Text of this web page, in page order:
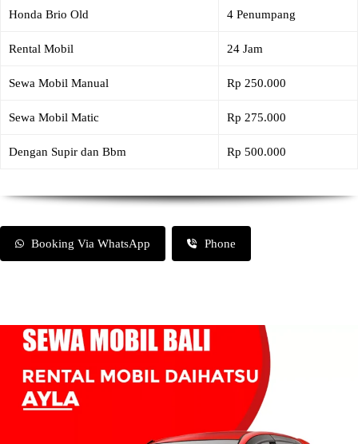
Honda Brio Old 4 Penumpang
Rental Mobil 24 Jam
Sewa Mobil Manual Rp 250.000
Sewa Mobil Matic Rp 275.000
Dengan Supir dan Bbm Rp 500.000
Booking Via WhatsApp Phone